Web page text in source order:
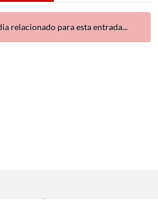
relacionado para esta entrada...
|